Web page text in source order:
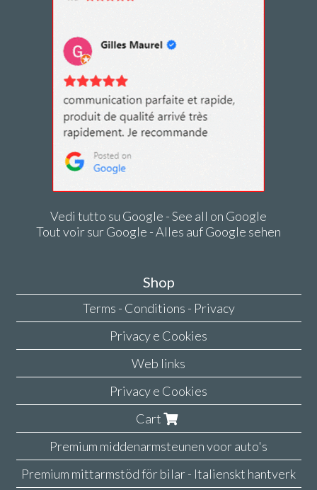
Vedi tutto su Google - See all on Google
Tout voir sur Google - Alles auf Google sehen
Shop
Terms - Conditions - Privacy
Privacy e Cookies
Web links
Privacy e Cookies
Cart
Premium middenarmsteunen voor auto's
Premium mittarmstöd för bilar - Italienskt hantverk